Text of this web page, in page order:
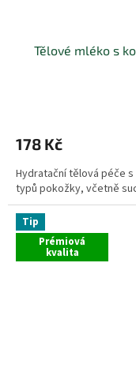
Tělové mléko s
178 Kč
Hydratační tělová péče
typů pokožky, včetně
Tip
Prémiová
kvalita